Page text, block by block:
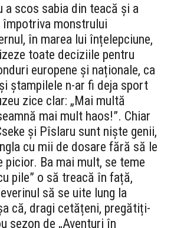
a scos sabia din teacă și a
monstrului
în marea lui înțelepciune,
toate deciziile pentru
europene și naționale, ca
ștampilele n-ar fi deja sport
zice clar: „Mai multă
mai mult haos!”. Chiar
și Pîslaru sunt niște genii,
cu mii de dosare fără să le
picior. Ba mai mult, se teme
pile” o să treacă în față,
să se uite lung la
că, dragi cetățeni, pregătiți-
sezon de „Aventuri în